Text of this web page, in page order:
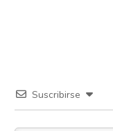
Suscribirse